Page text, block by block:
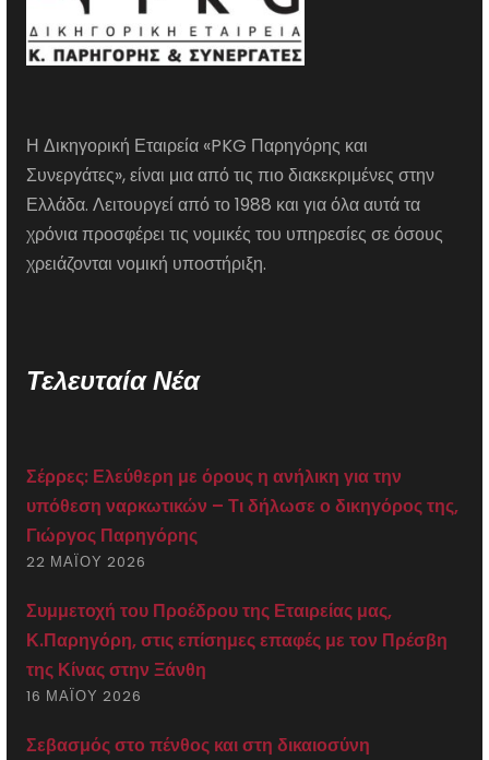
Η Δικηγορική Εταιρεία «PKG Παρηγόρης και
Συνεργάτες», είναι μια από τις πιο διακεκριμένες στην
Ελλάδα. Λειτουργεί από το 1988 και για όλα αυτά τα
χρόνια προσφέρει τις νομικές του υπηρεσίες σε όσους
χρειάζονται νομική υποστήριξη.
Τελευταία Νέα
Σέρρες: Ελεύθερη με όρους η ανήλικη για την
υπόθεση ναρκωτικών – Τι δήλωσε ο δικηγόρος της,
Γιώργος Παρηγόρης
22 ΜΑΪ́ΟΥ 2026
Συμμετοχή του Προέδρου της Εταιρείας μας,
Κ.Παρηγόρη, στις επίσημες επαφές με τον Πρέσβη
της Κίνας στην Ξάνθη
16 ΜΑΪ́ΟΥ 2026
Σεβασμός στο πένθος και στη δικαιοσύνη